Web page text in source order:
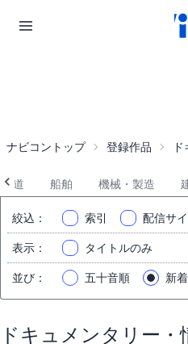
ナビコントップ 登録作品
鉄道 船舶 機械・製造
絞込 ： 索引 配信サ
表示 ： タイトルのみ
並び ： 五十音順 新
ドキュメンタリー・